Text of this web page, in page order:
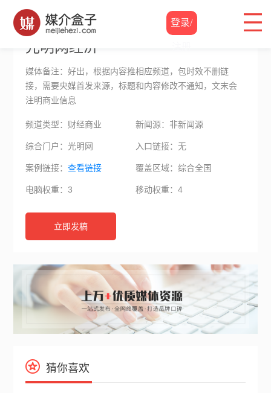
登录/
软文价格 / 光明网经济
光明网经济
媒体备注：好出，根据内容推相应频道，包时效不删链
接，需要央媒首发来源，标题和内容修改不通知，文末会
注明商业信息
频道类型：财经商业 新闻源：非新闻源
综合门户：光明网 入口链接：无
案例链接：查看链接 覆盖区域：综合全国
电脑权重：3 移动权重：4
立即发稿
猜你喜欢